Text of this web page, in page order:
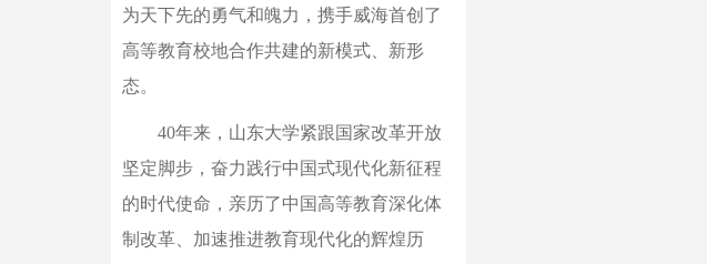
为天下先的勇气和魄力，携手威海首创了
高等教育校地合作共建的新模式、新形
态。
40年来，山东大学紧跟国家改革开放
坚定脚步，奋力践行中国式现代化新征程
的时代使命，亲历了中国高等教育深化体
制改革、加速推进教育现代化的辉煌历